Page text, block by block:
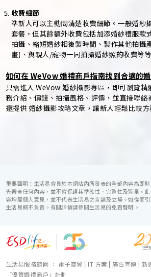
收費細節
準新人可以主動問清楚收費細節。一般婚紗
套餐，但其餘額外收費包括加添婚紗禮服款
拍攝、縮短婚紗相後製時間、製作其他拍攝
畫)、與親人/寵物一同拍攝婚紗照的收費等等
如何在 WeVow 婚禮商戶指南找到合適的
只需進入 WeVow 婚紗攝影專區，即可瀏覽精
務介紹、價錢、拍攝風格、評價，並直接聯絡
還提供 婚紗攝影攻略文章，讓新人輕鬆比較方
重要聲明：生活易會員於本網站內所發表的全部內容為即
先審查任何內容，並不會保證其準確性、完整性及質量。
容均屬個人意見，並不代表生活易之言論及立場。如從而
生活易概不負責。有關詳情請參閱生活易的免責聲明。
生活易服務範圍 ： 電子商貿 | IT 方案 | 廣告宣傳 |新
「優質婚禮商戶」計劃